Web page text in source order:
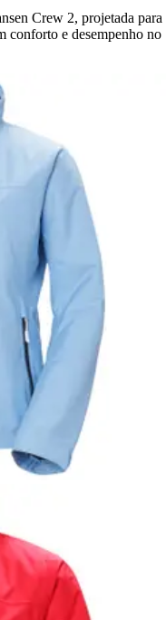
Crew 2, projetada para
conforto e desempenho no